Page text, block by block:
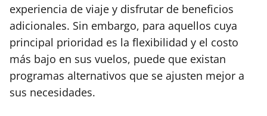
experiencia de viaje y disfrutar de beneficios
adicionales. Sin embargo, para aquellos cuya
principal prioridad es la flexibilidad y el costo
más bajo en sus vuelos, puede que existan
programas alternativos que se ajusten mejor a
sus necesidades.